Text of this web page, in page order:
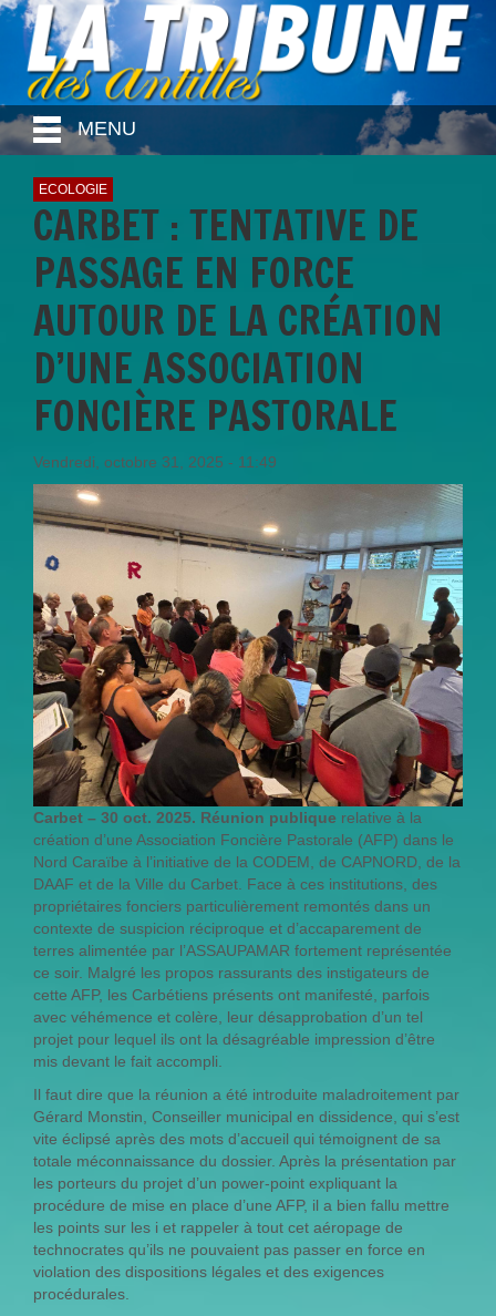
MENU
ECOLOGIE
CARBET : TENTATIVE DE
PASSAGE EN FORCE
AUTOUR DE LA CRÉATION
D’UNE ASSOCIATION
FONCIÈRE PASTORALE
Vendredi, octobre 31, 2025 - 11:49
Carbet – 30 oct. 2025. Réunion publique relative à la
création d’une Association Foncière Pastorale (AFP) dans le
Nord Caraïbe à l’initiative de la CODEM, de CAPNORD, de la
DAAF et de la Ville du Carbet. Face à ces institutions, des
propriétaires fonciers particulièrement remontés dans un
contexte de suspicion réciproque et d’accaparement de
terres alimentée par l’ASSAUPAMAR fortement représentée
ce soir. Malgré les propos rassurants des instigateurs de
cette AFP, les Carbétiens présents ont manifesté, parfois
avec véhémence et colère, leur désapprobation d’un tel
projet pour lequel ils ont la désagréable impression d’être
mis devant le fait accompli.
Il faut dire que la réunion a été introduite maladroitement par
Gérard Monstin, Conseiller municipal en dissidence, qui s’est
vite éclipsé après des mots d’accueil qui témoignent de sa
totale méconnaissance du dossier. Après la présentation par
les porteurs du projet d’un power-point expliquant la
procédure de mise en place d’une AFP, il a bien fallu mettre
les points sur les i et rappeler à tout cet aéropage de
technocrates qu’ils ne pouvaient pas passer en force en
violation des dispositions légales et des exigences
procédurales.